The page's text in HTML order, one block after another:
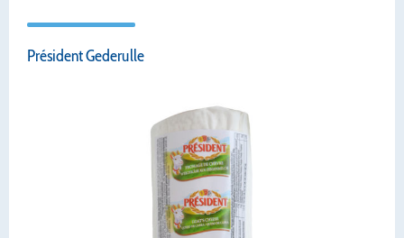
Président Gederulle